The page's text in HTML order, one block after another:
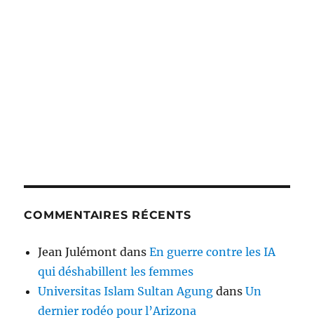
COMMENTAIRES RÉCENTS
Jean Julémont dansEn guerre contre les IA
qui déshabillent les femmes
Universitas Islam Sultan Agung dansUn
dernier rodéo pour l’Arizona